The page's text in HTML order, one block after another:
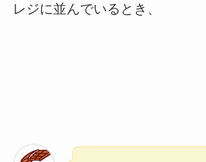
レジに並んでいるとき、